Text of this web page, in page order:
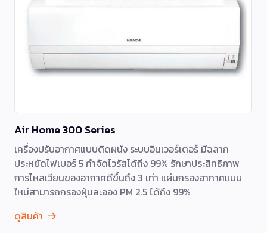
Air Home 300 Series
เครื่องปรับอากาศแบบติดผนัง ระบบอินเวอร์เตอร์ มีฉลาก
ประหยัดไฟเบอร์ 5 กำจัดไวรัสได้ถึง 99% รักษาประสิทธิภาพ
การไหลเวียนของอากาศดีขึ้นถึง 3 เท่า แผ่นกรองอากาศแบบ
ใหม่สามารถกรองฝุ่นละออง PM 2.5 ได้ถึง 99%
ดูสินค้า